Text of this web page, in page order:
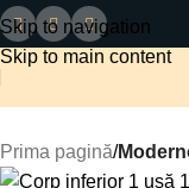
Skip to navigation
Skip to main content
Prima pagină